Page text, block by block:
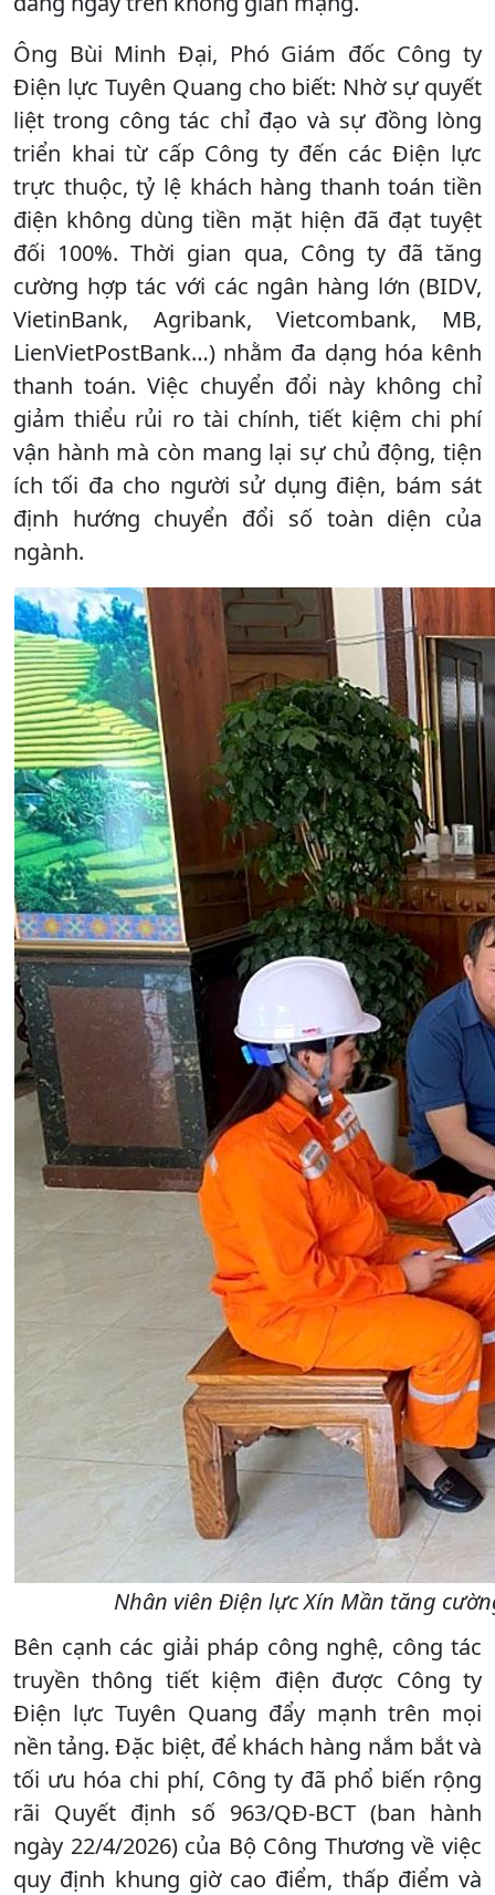
Ông Bùi Minh Đại, Phó Giám đốc Công ty
Điện lực Tuyên Quang cho biết: Nhờ sự quyết
liệt trong công tác chỉ đạo và sự đồng lòng
triển khai từ cấp Công ty đến các Điện lực
trực thuộc, tỷ lệ khách hàng thanh toán tiền
điện không dùng tiền mặt hiện đã đạt tuyệt
đối 100%. Thời gian qua, Công ty đã tăng
cường hợp tác với các ngân hàng lớn (BIDV,
VietinBank, Agribank, Vietcombank, MB,
LienVietPostBank…) nhằm đa dạng hóa kênh
thanh toán. Việc chuyển đổi này không chỉ
giảm thiểu rủi ro tài chính, tiết kiệm chi phí
vận hành mà còn mang lại sự chủ động, tiện
ích tối đa cho người sử dụng điện, bám sát
định hướng chuyển đổi số toàn diện của
ngành.
Nhân viên Điện lực Xín Mần tăng
Bên cạnh các giải pháp công nghệ, công tác
truyền thông tiết kiệm điện được Công ty
Điện lực Tuyên Quang đẩy mạnh trên mọi
nền tảng. Đặc biệt, để khách hàng nắm bắt và
tối ưu hóa chi phí, Công ty đã phổ biến rộng
rãi Quyết định số 963/QĐ-BCT (ban hành
ngày 22/4/2026) của Bộ Công Thương về việc
quy định khung giờ cao điểm, thấp điểm và